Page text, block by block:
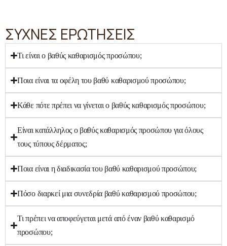
ΣΥΧΝΕΣ ΕΡΩΤΗΣΕΙΣ
Τι είναι ο βαθύς καθαρισμός προσώπου;
Ποια είναι τα οφέλη του βαθύ καθαρισμού προσώπου;
Κάθε πότε πρέπει να γίνεται ο βαθύς καθαρισμός προσώπου;
Είναι κατάλληλος ο βαθύς καθαρισμός προσώπου για όλους
τους τύπους δέρματος;
Ποια είναι η διαδικασία του βαθύ καθαρισμού προσώπου;
Πόσο διαρκεί μια συνεδρία βαθύ καθαρισμού προσώπου;
Τι πρέπει να αποφεύγεται μετά από έναν βαθύ καθαρισμό
προσώπου;